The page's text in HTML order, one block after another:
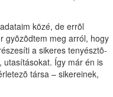
közé, de errõl
gyõzõdtem meg arról, hogy
a sikeres tenyésztõ-
utasításokat. Így már én is
társa – sikereinek,